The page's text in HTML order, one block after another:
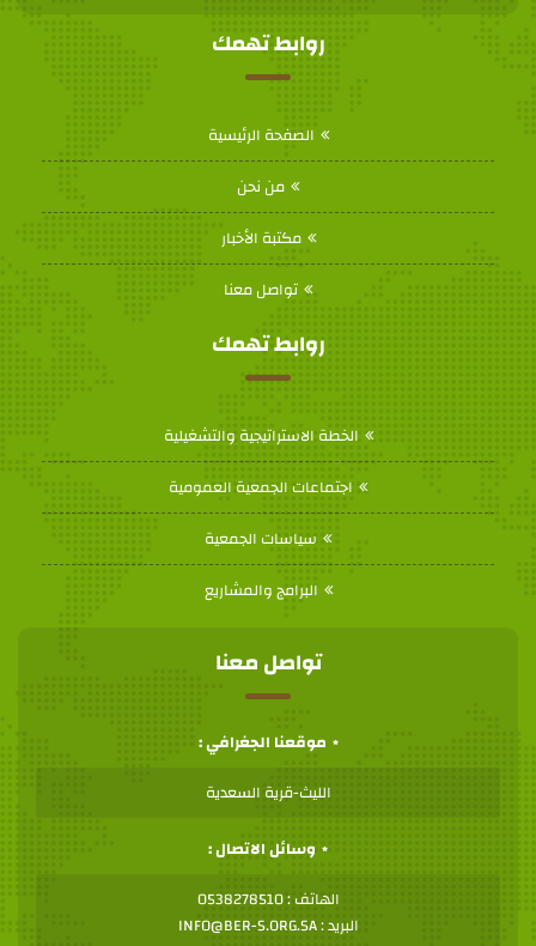
روابط تهمك
الصفحة الرئيسية
من نحن
مكتبة الأخبار
تواصل معنا
روابط تهمك
الخطة الاستراتيجية والتشغيلية
اجتماعات الجمعية العمومية
سياسات الجمعية
البرامج والمشاريع
تواصل معنا
موقعنا الجغرافي :
الليث-قرية السعدية
وسائل الاتصال :
الهاتف : 0538278510
البريد : INFO@BER-S.ORG.SA